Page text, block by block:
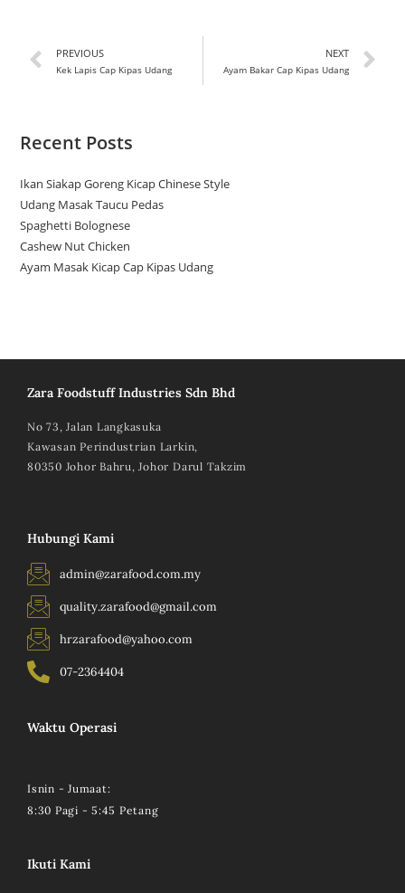
PREVIOUS
Kek Lapis Cap Kipas Udang
NEXT
Ayam Bakar Cap Kipas Udang
Recent Posts
Ikan Siakap Goreng Kicap Chinese Style
Udang Masak Taucu Pedas
Spaghetti Bolognese
Cashew Nut Chicken
Ayam Masak Kicap Cap Kipas Udang
Zara Foodstuff Industries Sdn Bhd
No 73, Jalan Langkasuka
Kawasan Perindustrian Larkin,
80350 Johor Bahru, Johor Darul Takzim
Hubungi Kami
admin@zarafood.com.my
quality.zarafood@gmail.com
hrzarafood@yahoo.com
07-2364404
Waktu Operasi
Isnin - Jumaat:
8:30 Pagi - 5:45 Petang
Ikuti Kami